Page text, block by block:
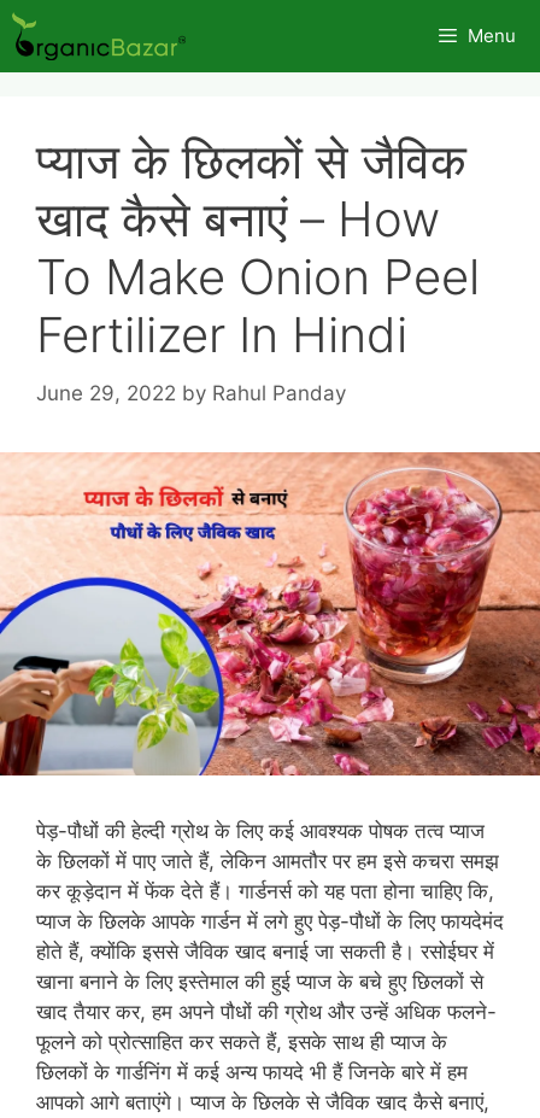
Skip
to
content
Menu
प्याज के छिलकों से जैविक
खाद कैसे बनाएं – How
To Make Onion Peel
Fertilizer In Hindi
June 29, 2022 by Rahul Panday
पेड़-पौधों की हेल्दी ग्रोथ के लिए कई आवश्यक पोषक तत्व प्याज
के छिलकों में पाए जाते हैं, लेकिन आमतौर पर हम इसे कचरा समझ
कर कूड़ेदान में फेंक देते हैं। गार्डनर्स को यह पता होना चाहिए कि,
प्याज के छिलके आपके गार्डन में लगे हुए पेड़-पौधों के लिए फायदेमंद
होते हैं, क्योंकि इससे जैविक खाद बनाई जा सकती है। रसोईघर में
खाना बनाने के लिए इस्तेमाल की हुई प्याज के बचे हुए छिलकों से
खाद तैयार कर, हम अपने पौधों की ग्रोथ और उन्हें अधिक फलने-
फूलने को प्रोत्साहित कर सकते हैं, इसके साथ ही प्याज के
छिलकों के गार्डनिंग में कई अन्य फायदे भी हैं जिनके बारे में हम
आपको आगे बताएंगे। प्याज के छिलके से जैविक खाद कैसे बनाएं,